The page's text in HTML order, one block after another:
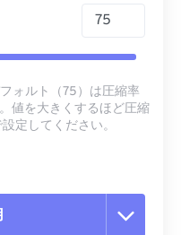
ォルト（75）は圧縮率
値を大きくするほど圧縮
定してください。